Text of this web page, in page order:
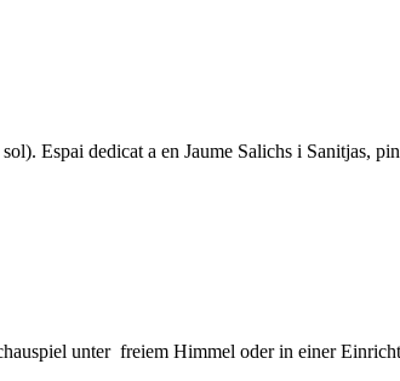
Espai dedicat a en Jaume Salichs i Sanitjas,
unter freiem Himmel oder in einer